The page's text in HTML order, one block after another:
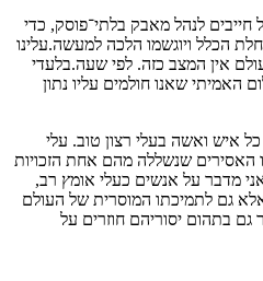
חייבים לנהל מאבק בלתי־פוסק, כדי
הכלל ויוגשמו הלכה למעשה.עלינו
אין המצב כזה. לפי שעה.בלעדי
האמיתי שאנו חולמים עליו נתון
איש ואשה בעלי רצון טוב. עלי
האסירים שנשללה מהם אחת הזכויות
מדבר על אנשים כעלי אומץ רב,
גם לתמיכתו המוסרית של העולם
בתהום יסוריהם חוזרים על